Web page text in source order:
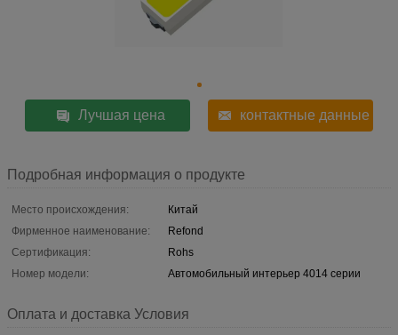
Лучшая цена контактные данные
Подробная информация о продукте
Место происхождения:
Китай
Фирменное наименование:
Refond
Сертификация:
Rohs
Номер модели:
Автомобильный интерьер 4014 серии
Оплата и доставка Условия